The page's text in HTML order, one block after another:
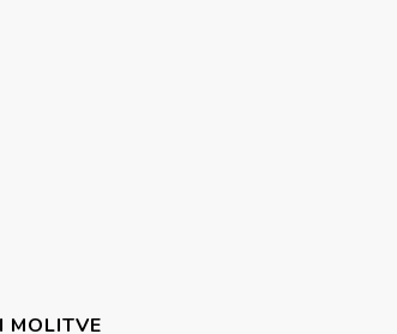
MOLITVE